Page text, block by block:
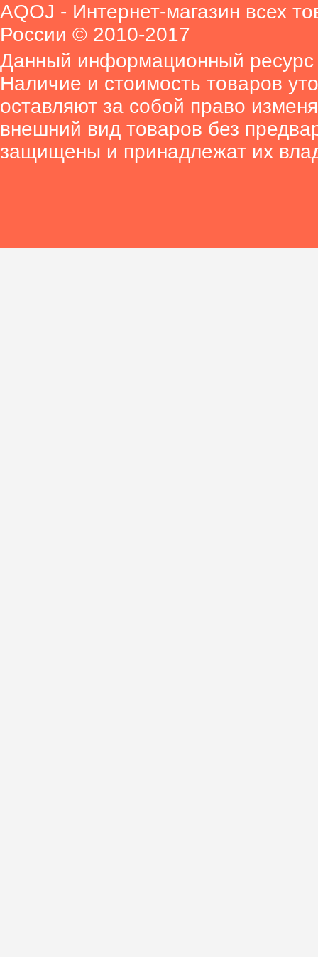
AQOJ - Интернет-магазин всех
России © 2010-2017
Данный информационный ресурс
Наличие и стоимость товаров
оставляют за собой право
внешний вид товаров без
защищены и принадлежат их